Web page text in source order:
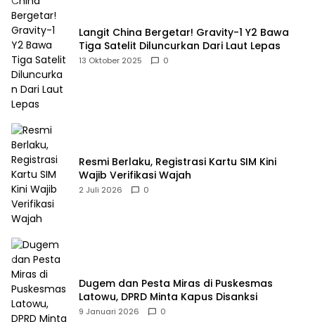
Langit China Bergetar! Gravity-1 Y2 Bawa
Tiga Satelit Diluncurkan Dari Laut Lepas
13 Oktober 2025 0
Resmi Berlaku, Registrasi Kartu SIM Kini
Wajib Verifikasi Wajah
2 Juli 2026 0
Dugem dan Pesta Miras di Puskesmas
Latowu, DPRD Minta Kapus Disanksi
9 Januari 2026 0